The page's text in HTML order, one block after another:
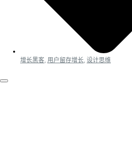
增长黑客 用户留存增长 设计思维